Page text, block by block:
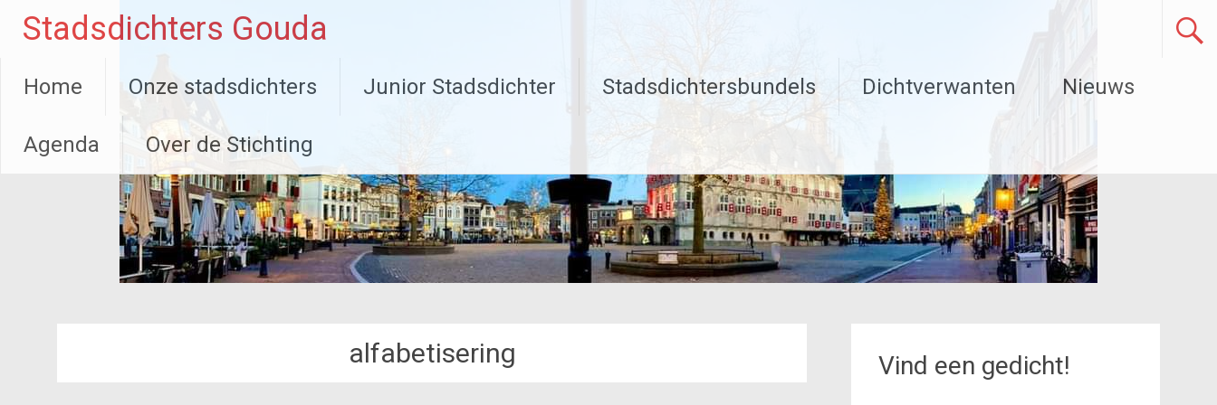
naar
inhoud
Stadsdichters Gouda
Home Onze stadsdichters Junior Stadsdichter Stadsdichtersbundels Dichtverwanten Nieuws
Agenda Over de Stichting
alfabetisering Vind een gedicht!